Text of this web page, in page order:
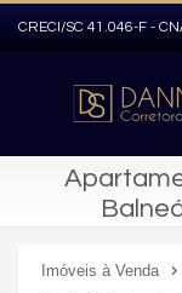
CRECI/SC 41.046-F -
Imóveis à Venda